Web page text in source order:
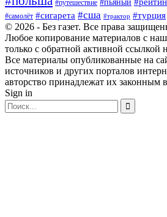
#путешествие
#самолёт #сигарета #сша #трактор #турция
© 2026 - Без газет. Все права
Любое копирование материалов с
только с обратной активной ссылкой
Все материалы опубликованные на
источников и других порталов
авторство принадлежат их законным
Sign in